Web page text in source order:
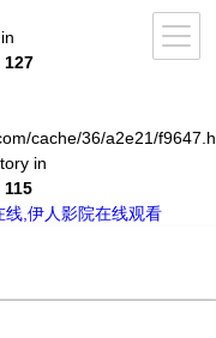
127
cache/36/a2e21/
in
115
,伊人影院在线观看